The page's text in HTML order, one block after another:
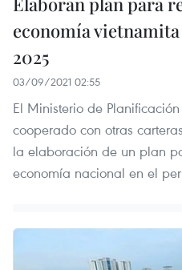
economía
2025
03/09/2021 02:55
El Ministerio de
cooperado con otras
la elaboración de un plan
economía nacional en el